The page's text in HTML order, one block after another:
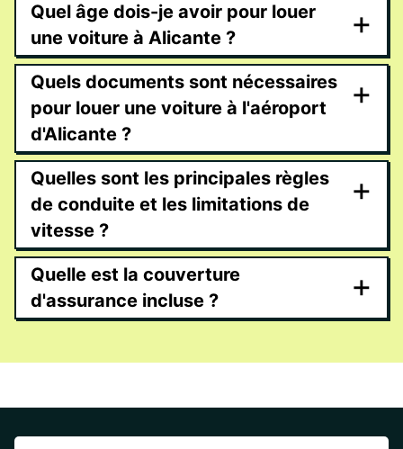
Quel âge dois-je avoir pour louer
une voiture à Alicante ?
+
Quels documents sont nécessaires
pour louer une voiture à l'aéroport
d'Alicante ?
+
Quelles sont les principales règles
de conduite et les limitations de
vitesse ?
+
Quelle est la couverture
d'assurance incluse ?
+